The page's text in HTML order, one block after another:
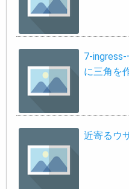
7-
に三角を
近寄るウ